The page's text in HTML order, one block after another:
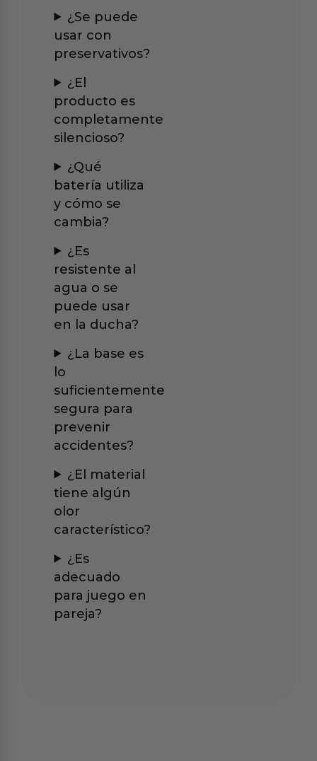
¿Se puede
usar con
preservativos?
¿El
producto es
completamente
silencioso?
¿Qué
batería utiliza
y cómo se
cambia?
¿Es
resistente al
agua o se
puede usar
en la ducha?
¿La base es
lo
suficientemente
segura para
prevenir
accidentes?
¿El material
tiene algún
olor
característico?
¿Es
adecuado
para juego en
pareja?